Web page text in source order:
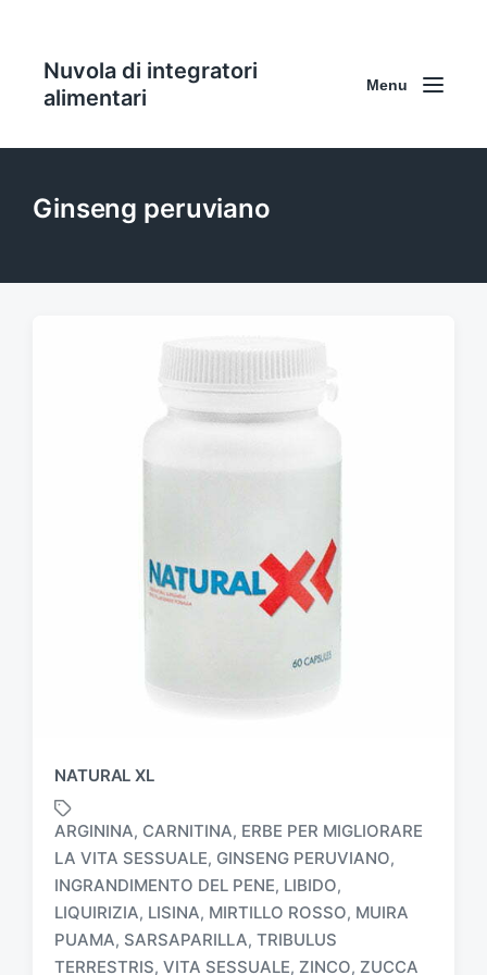
Nuvola di integratori
alimentari
Menu
Ginseng peruviano
NATURAL XL
a
g
g
ARGININA, CARNITINA, ERBE PER MIGLIORARE
LA VITA SESSUALE, GINSENG PERUVIANO,
INGRANDIMENTO DEL PENE, LIBIDO,
LIQUIRIZIA, LISINA, MIRTILLO ROSSO, MUIRA
PUAMA, SARSAPARILLA, TRIBULUS
TERRESTRIS, VITA SESSUALE, ZINCO, ZUCCA